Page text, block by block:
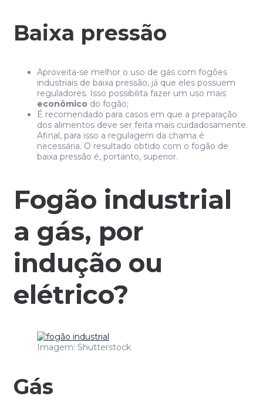
Baixa pressão
Aproveita-se melhor o uso de gás com fogões
industriais de baixa pressão, já que eles possuem
reguladores. Isso possibilita fazer um uso mais
econômico do fogão;
É recomendado para casos em que a preparação
dos alimentos deve ser feita mais cuidadosamente.
Afinal, para isso a regulagem da chama é
necessária. O resultado obtido com o fogão de
baixa pressão é, portanto, superior.
Fogão industrial
a gás, por
indução ou
elétrico?
Imagem: Shutterstock
Gás